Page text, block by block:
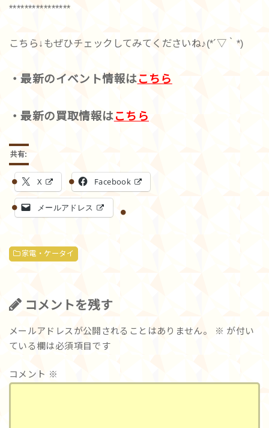
****************
こちら↓もぜひチェックしてみてくださいね♪(*´▽｀*)
・最新のイベント情報はこちら
・最新の買取情報はこちら
共有:
X Facebook
メールアドレス
家電・ケータイ
コメントを残す
メールアドレスが公開されることはありません。 ※ が付い
ている欄は必須項目です
コメント ※